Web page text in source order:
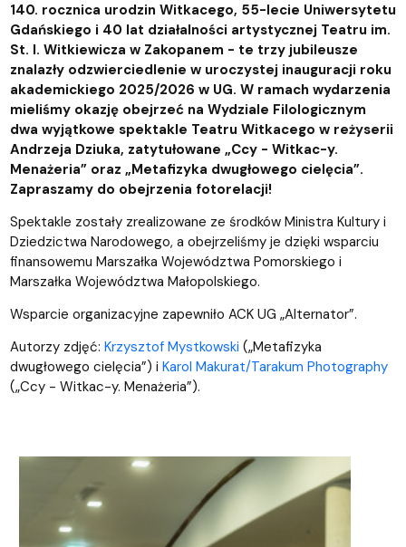
140. rocznica urodzin Witkacego, 55-lecie Uniwersytetu
Gdańskiego i 40 lat działalności artystycznej Teatru im.
St. I. Witkiewicza w Zakopanem - te trzy jubileusze
znalazły odzwierciedlenie w uroczystej inauguracji roku
akademickiego 2025/2026 w UG. W ramach wydarzenia
mieliśmy okazję obejrzeć na Wydziale Filologicznym
dwa wyjątkowe spektakle Teatru Witkacego w reżyserii
Andrzeja Dziuka, zatytułowane „Ccy - Witkac-y.
Menażeria” oraz „Metafizyka dwugłowego cielęcia”.
Zapraszamy do obejrzenia fotorelacji!
Spektakle zostały zrealizowane ze środków Ministra Kultury i
Dziedzictwa Narodowego, a obejrzeliśmy je dzięki wsparciu
finansowemu Marszałka Województwa Pomorskiego i
Marszałka Województwa Małopolskiego.
Wsparcie organizacyjne zapewniło ACK UG „Alternator”.
Autorzy zdjęć: Krzysztof Mystkowski („Metafizyka
dwugłowego cielęcia”) i Karol Makurat/Tarakum Photography
(„Ccy - Witkac-y. Menażeria”).